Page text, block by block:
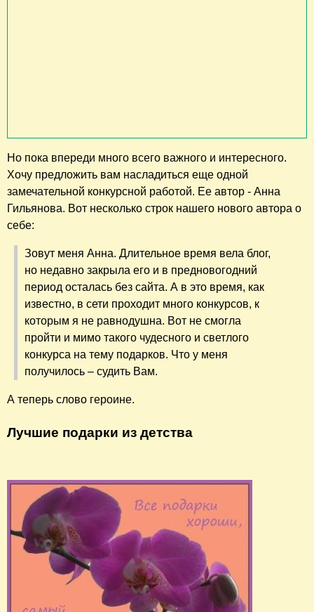
Но пока впереди много всего важного и интересного.
Хочу предложить вам насладиться еще одной
замечательной конкурсной работой. Ее автор - Анна
Гильянова. Вот несколько строк нашего нового автора о
себе:
Зовут меня Анна. Длительное время вела блог,
но недавно закрыла его и в предновогодний
период осталась без сайта. А в это время, как
известно, в сети проходит много конкурсов, к
которым я не равнодушна. Вот не смогла
пройти и мимо такого чудесного и светлого
конкурса на тему подарков. Что у меня
получилось – судить Вам.
А теперь слово героине.
Лучшие подарки из детства